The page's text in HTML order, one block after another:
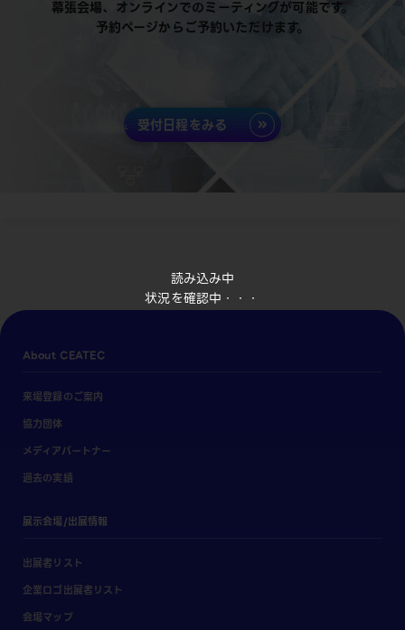
読み込み中
状況を確認中・・・
幕張会場、オンラインでのミーティングが可能です。
予約ページからご予約いただけます。
受付日程をみる
About CEATEC
来場登録のご案内
協力団体
メディアパートナー
過去の実績
展示会場/出展情報
出展者リスト
企業ロゴ出展者リスト
会場マップ